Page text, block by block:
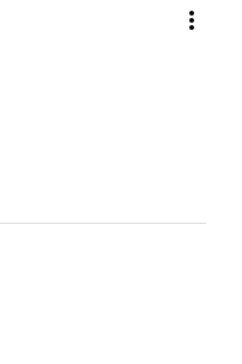
more_vert